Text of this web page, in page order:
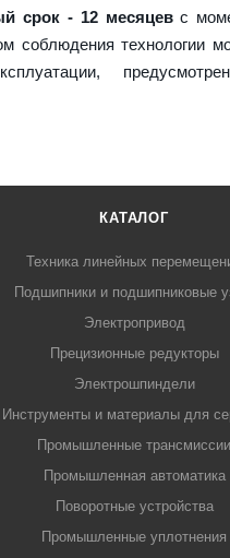
срок - 12 месяцевс
соблюдения технологии
КАТАЛОГ
Техника линейных
Подшипники и подшипниковые
Электропривод
Прецизионные редукторы
Электрошпиндели
Инструменты и материалы для
Промышленные трансмиссии
Промышленная автоматика
Поворотные устройства
Промышленные уплотнения